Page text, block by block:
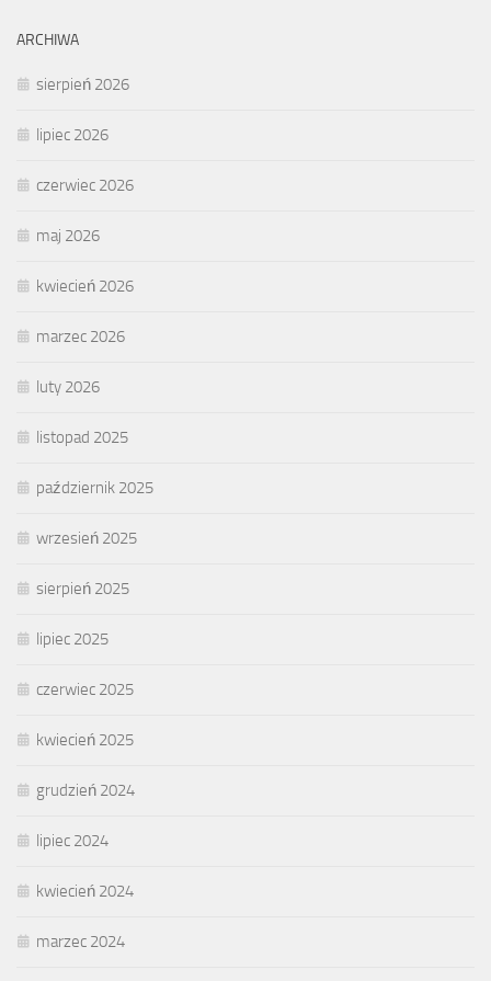
ARCHIWA
sierpień 2026
lipiec 2026
czerwiec 2026
maj 2026
kwiecień 2026
marzec 2026
luty 2026
listopad 2025
październik 2025
wrzesień 2025
sierpień 2025
lipiec 2025
czerwiec 2025
kwiecień 2025
grudzień 2024
lipiec 2024
kwiecień 2024
marzec 2024